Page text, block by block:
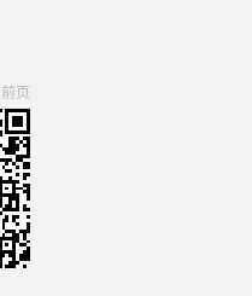
页